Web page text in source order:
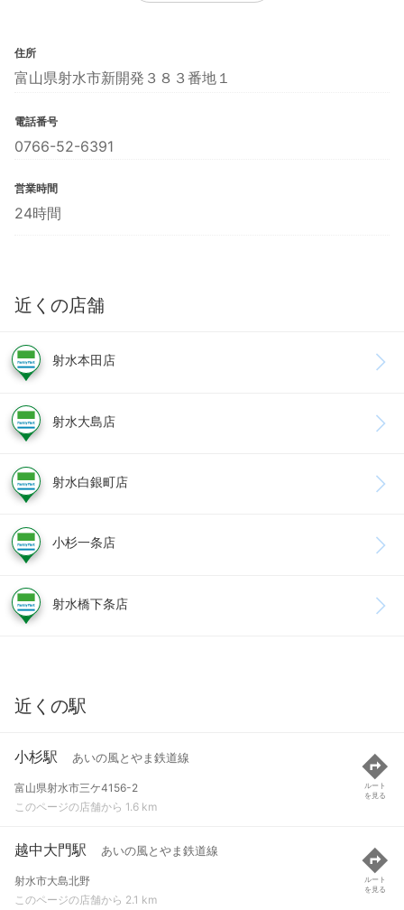
住所
富山県射水市新開発３８３番地１
電話番号
0766-52-6391
営業時間
24時間
近くの店舗
射水本田店
射水大島店
射水白銀町店
小杉一条店
射水橋下条店
近くの駅
小杉駅 あいの風とやま鉄道線
富山県射水市三ケ4156-2
このページの店舗から 1.6 km
ルート
を見る
越中大門駅 あいの風とやま鉄道線
射水市大島北野
このページの店舗から 2.1 km
ルート
を見る